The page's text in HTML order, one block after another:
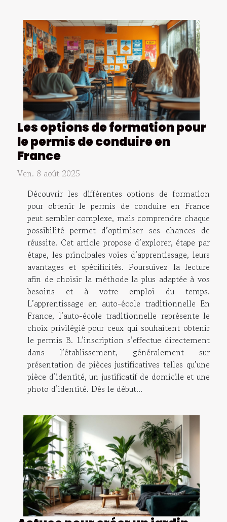
Les options de formation pour
le permis de conduire en
France
Ven. 8 août 2025
Découvrir les différentes options de formation
pour obtenir le permis de conduire en France
peut sembler complexe, mais comprendre chaque
possibilité permet d’optimiser ses chances de
réussite. Cet article propose d’explorer, étape par
étape, les principales voies d’apprentissage, leurs
avantages et spécificités. Poursuivez la lecture
afin de choisir la méthode la plus adaptée à vos
besoins et à votre emploi du temps.
L’apprentissage en auto-école traditionnelle En
France, l’auto-école traditionnelle représente le
choix privilégié pour ceux qui souhaitent obtenir
le permis B. L’inscription s’effectue directement
dans l’établissement, généralement sur
présentation de pièces justificatives telles qu’une
pièce d’identité, un justificatif de domicile et une
photo d’identité. Dès le début...